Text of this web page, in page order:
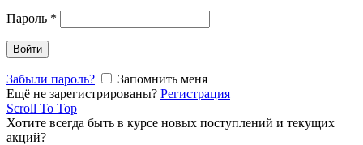
Пароль *
Войти
Забыли пароль?
Запомнить меня
Ещё не зарегистрированы? Регистрация
Scroll To Top
Хотите всегда быть в курсе новых поступлений и текущих
акций?